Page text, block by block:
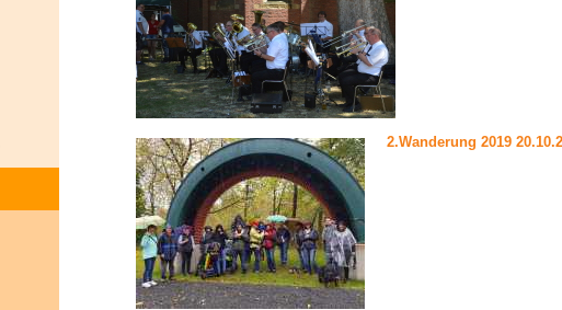
2.Wanderung 2019